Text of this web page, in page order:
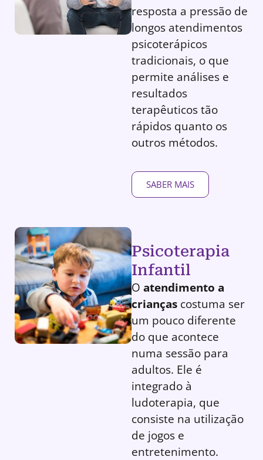
resposta a pressão de
longos atendimentos
psicoterápicos
tradicionais, o que
permite análises e
resultados
terapêuticos tão
rápidos quanto os
outros métodos.
SABER MAIS
Psicoterapia
Infantil
O atendimento a
crianças costuma ser
um pouco diferente
do que acontece
numa sessão para
adultos. Ele é
integrado à
ludoterapia, que
consiste na utilização
de jogos e
entretenimento.